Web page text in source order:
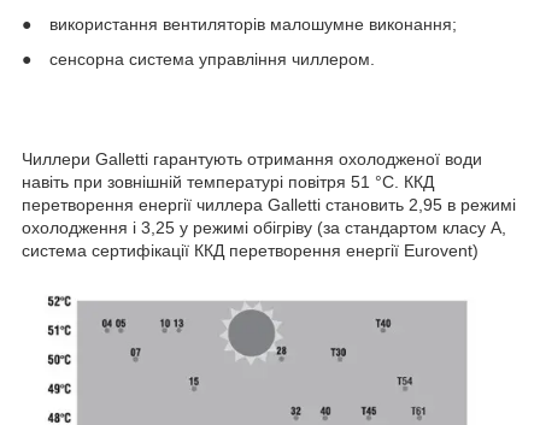
●
використання вентиляторів малошумне виконання;
●
сенсорна система управління чиллером.
Чиллери Galletti гарантують отримання охолодженої води
навіть при зовнішній температурі повітря 51 °С. ККД
перетворення енергії чиллера Galletti становить 2,95 в режимі
охолодження і 3,25 у режимі обігріву (за стандартом класу А,
система сертифікації ККД перетворення енергії Eurovent)